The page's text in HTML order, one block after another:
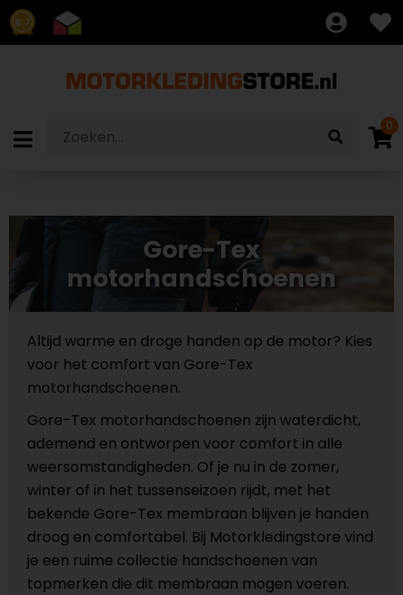
8.7
0
Gore-Tex
motorhandschoenen
Altijd warme en droge handen op de motor? Kies
voor het comfort van Gore-Tex
motorhandschoenen.
Gore-Tex motorhandschoenen zijn waterdicht,
ademend en ontworpen voor comfort in alle
weersomstandigheden. Of je nu in de zomer,
winter of in het tussenseizoen rijdt, met het
bekende Gore-Tex membraan blijven je handen
droog en comfortabel. Bij Motorkledingstore vind
je een ruime collectie handschoenen van
topmerken die dit membraan mogen voeren.